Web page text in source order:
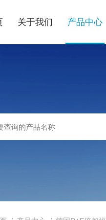
关于我们 产品中心